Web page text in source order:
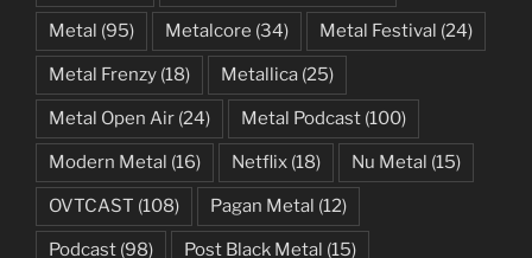
Metal (95) Metalcore (34) Metal Festival (24)
Metal Frenzy (18) Metallica (25)
Metal Open Air (24) Metal Podcast (100)
Modern Metal (16) Netflix (18) Nu Metal (15)
OVTCAST (108) Pagan Metal (12)
Podcast (98) Post Black Metal (15)